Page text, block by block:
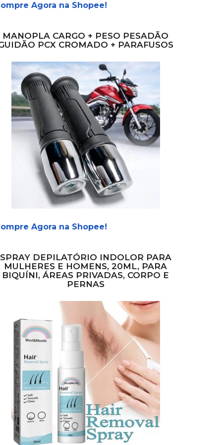
Agora na Shopee!
MANOPLA CARGO + PESO PESADÃO
PCX CROMADO + PARAFUSOS
Agora na Shopee!
SPRAY DEPILATÓRIO INDOLOR PARA
MULHERES E HOMENS, 20ML, PARA
BIQUÍNI, ÁREAS PRIVADAS, CORPO E
PERNAS